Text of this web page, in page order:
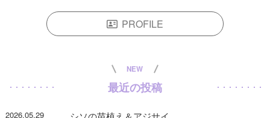
PROFILE
NEW
最近の投稿
2026.05.29